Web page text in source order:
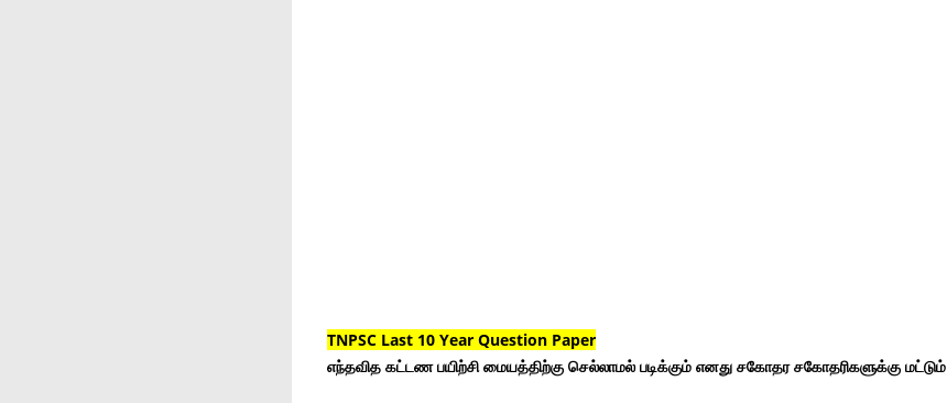
TNPSC Last 10 Year Question Paper
எந்தவித கட்டண பயிற்சி மையத்திற்கு செல்லாமல் படிக்கும் எனது சகோதர சகோதரிகளுக்கு மட்டும்